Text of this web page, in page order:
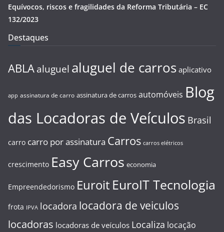
Equívocos, riscos e fragilidades da Reforma Tributária – EC
132/2023
Destaques
ABLA aluguel aluguel de carros aplicativo
app assinatura de carro assinatura de carros automóveis Blog
das Locadoras de Veículos Brasil
carro carro por assinatura Carros carros elétricos
crescimento Easy Carros economia
Empreendedorismo Euroit EuroIT Tecnologia
frota IPVA locadora locadora de veiculos
locadoras locadoras de veículos Localiza locação